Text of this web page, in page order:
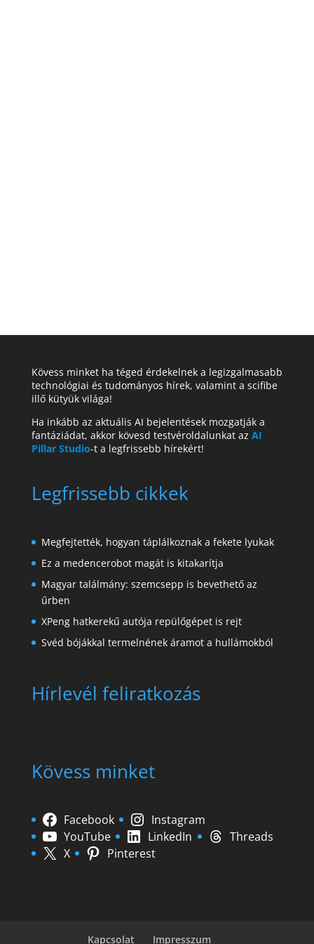
Kövess minket ha téged érdekelnek a legizgalmasabb
technológiai és tudományos hírek, valamint a scifibe
illő kütyük világa!
Ha inkább az aktuális AI bejelentések mozgatják a
fantáziádat, akkor kövesd testvéroldalunkat az AI
Pillar Studio-t a legfrissebb hírekért!
Legfrissebb cikkek
Megfejtették, hogyan táplálkoznak a fekete lyukak
Ez a medencerobot magát is kitakarítja
Magyar találmány: szemcsepp is bevethető az
űrben
XPeng hatkerekű autója repülőgépet is rejt
Svéd bójákkal termelnének áramot a hullámokból
Hírlevél feliratkozás
Kövess minket
Facebook
Instagram
YouTube
LinkedIn
Threads
X
Pinterest
Kapcsolat Impresszum